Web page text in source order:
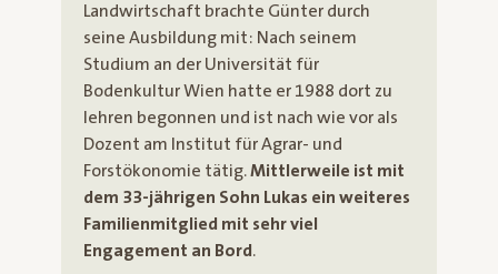
Landwirtschaft brachte Günter durch
seine Ausbildung mit: Nach seinem
Studium an der Universität für
Bodenkultur Wien hatte er 1988 dort zu
lehren begonnen und ist nach wie vor als
Dozent am Institut für Agrar- und
Forstökonomie tätig.Mittlerweile ist mit
dem 33-jährigen Sohn Lukas ein weiteres
Familienmitglied mit sehr viel
Engagement an Bord.